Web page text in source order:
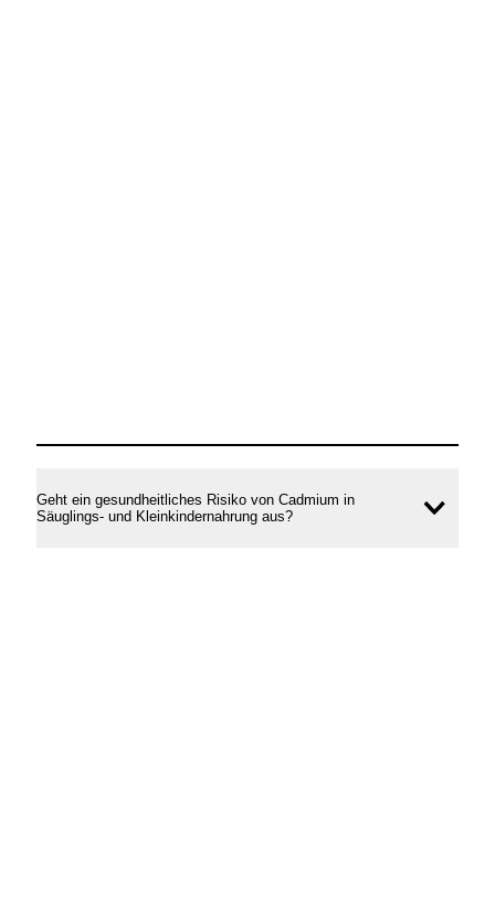
Geht ein gesundheitliches Risiko von Cadmium in
Säuglings- und Kleinkindernahrung aus?